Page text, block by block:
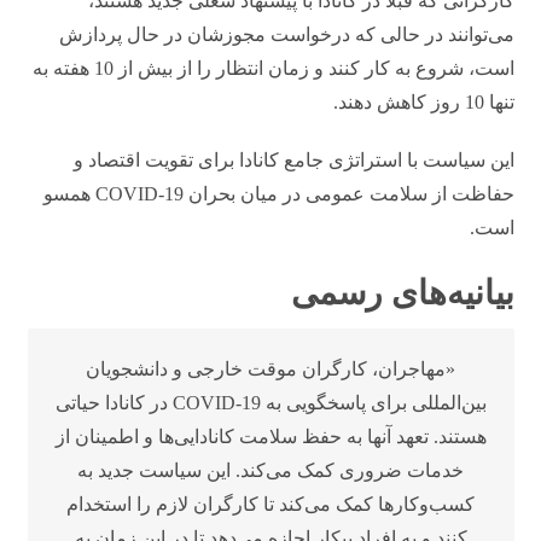
می‌توانند در حالی که درخواست مجوزشان در حال پردازش
است، شروع به کار کنند و زمان انتظار را از بیش از 10 هفته به
تنها 10 روز کاهش دهند.
این سیاست با استراتژی جامع کانادا برای تقویت اقتصاد و
حفاظت از سلامت عمومی در میان بحران COVID-19 همسو
است.
بیانیه‌های رسمی
«مهاجران، کارگران موقت خارجی و دانشجویان
بین‌المللی برای پاسخگویی به COVID-19 در کانادا حیاتی
هستند. تعهد آنها به حفظ سلامت کانادایی‌ها و اطمینان از
خدمات ضروری کمک می‌کند. این سیاست جدید به
کسب‌وکارها کمک می‌کند تا کارگران لازم را استخدام